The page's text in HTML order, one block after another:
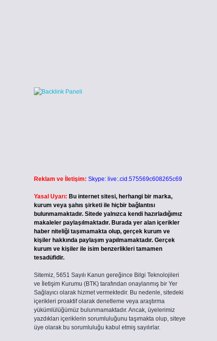
Reklam ve İletişim: Skype: live:.cid.575569c608265c69
Yasal Uyarı: Bu internet sitesi, herhangi bir marka,
kurum veya şahıs şirketi ile hiçbir bağlantısı
bulunmamaktadır. Sitede yalnızca kendi hazırladığımız
makaleler paylaşılmaktadır. Burada yer alan içerikler
haber niteliği taşımamakta olup, gerçek kurum ve
kişiler hakkında paylaşım yapılmamaktadır. Gerçek
kurum ve kişiler ile isim benzerlikleri tamamen
tesadüfidir.
Sitemiz, 5651 Sayılı Kanun gereğince Bilgi Teknolojileri
ve İletişim Kurumu (BTK) tarafından onaylanmış bir Yer
Sağlayıcı olarak hizmet vermektedir. Bu nedenle, sitedeki
içerikleri proaktif olarak denetleme veya araştırma
yükümlülüğümüz bulunmamaktadır. Ancak, üyelerimiz
yazdıkları içeriklerin sorumluluğunu taşımakta olup, siteye
üye olarak bu sorumluluğu kabul etmiş sayılırlar.